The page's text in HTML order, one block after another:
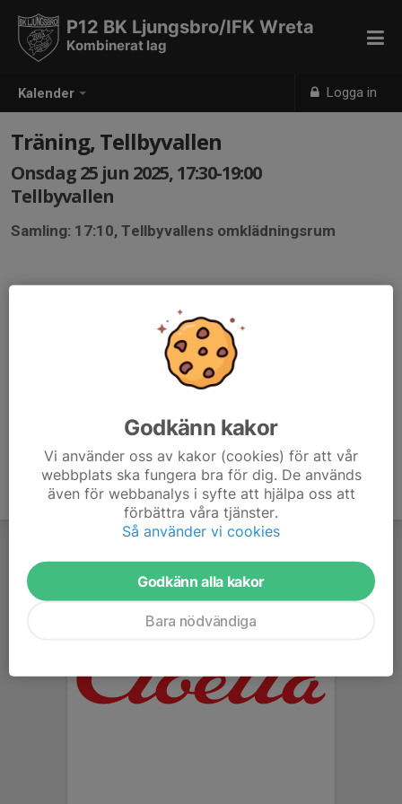
Kalender Logga in
P12 BK Ljungsbro/IFK Wreta
Kombinerat lag
Träning, Tellbyvallen
Onsdag 25 jun 2025, 17:30-19:00
Tellbyvallen
Samling: 17:10, Tellbyvallens omklädningsrum
Godkänn kakor
Vi använder oss av kakor (cookies) för att vår
webbplats ska fungera bra för dig. De används
även för webbanalys i syfte att hjälpa oss att
förbättra våra tjänster.
Så använder vi cookies
Godkänn alla kakor
Bara nödvändiga